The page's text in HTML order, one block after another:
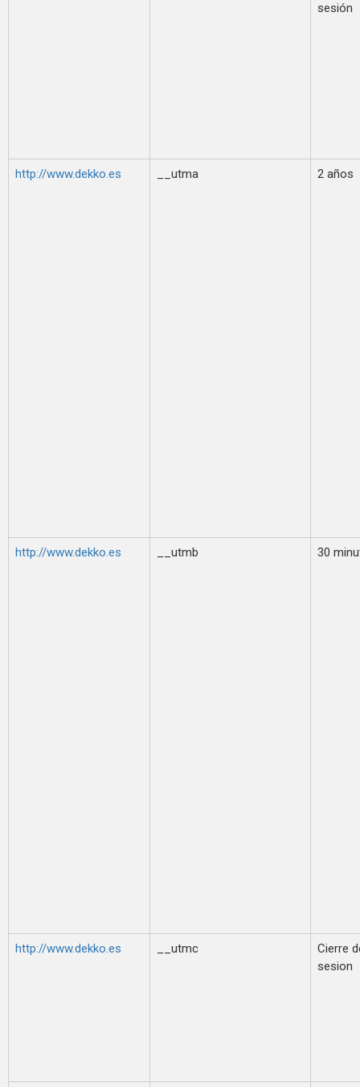
sesión
http://www.dekko.es __utma 2 años
http://www.dekko.es __utmb 30
http://www.dekko.es __utmc
Cierre
sesion